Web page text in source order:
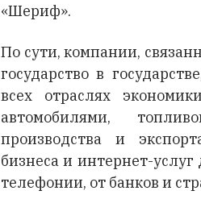
«Шериф».
По сути, компании,
государство в
всех отраслях
автомобилями,
производства и
бизнеса и интернет-
телефонии, от банков и